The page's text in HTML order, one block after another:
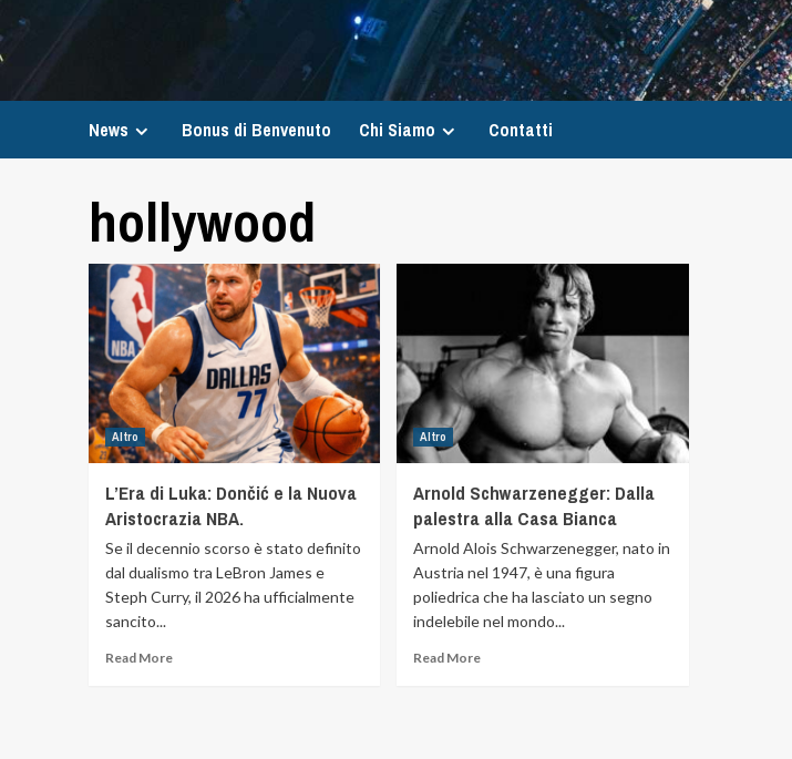
News Bonus di Benvenuto Chi Siamo Contatti
hollywood
Altro
L’Era di Luka: Dončić e la Nuova
Aristocrazia NBA.
Se il decennio scorso è stato definito
dal dualismo tra LeBron James e
Steph Curry, il 2026 ha ufficialmente
sancito...
Read More
Altro
Arnold Schwarzenegger: Dalla
palestra alla Casa Bianca
Arnold Alois Schwarzenegger, nato in
Austria nel 1947, è una figura
poliedrica che ha lasciato un segno
indelebile nel mondo...
Read More